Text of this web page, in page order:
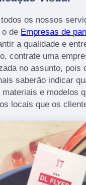
os nossos
de Empresas de
a qualidade e
contrate uma
no assunto, pois
saberão indicar
materiais e modelos
locais que os